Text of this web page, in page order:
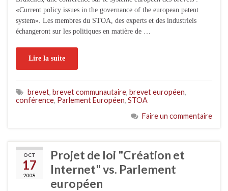
«Current policy issues in the governance of the european patent
system». Les membres du STOA, des experts et des industriels
échangeront sur les politiques en matière de …
Lire la suite
brevet, brevet communautaire, brevet européen,
conférence, Parlement Européen, STOA
Faire un commentaire
OCT
17
2008
Projet de loi "Création et
Internet" vs. Parlement
européen